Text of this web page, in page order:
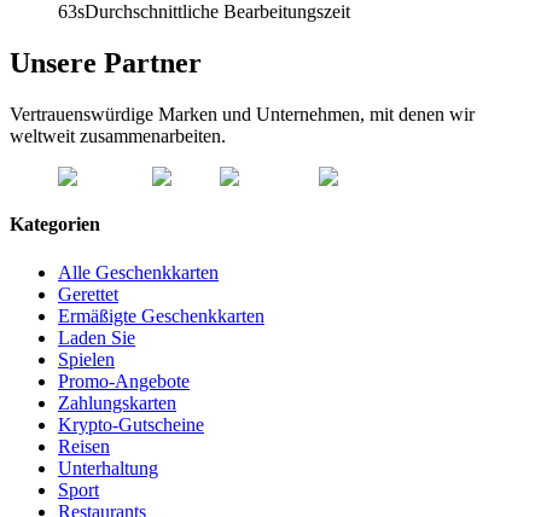
63sDurchschnittliche Bearbeitungszeit
Unsere Partner
Vertrauenswürdige Marken und Unternehmen, mit denen wir
weltweit zusammenarbeiten.
Kategorien
Alle Geschenkkarten
Gerettet
Ermäßigte Geschenkkarten
Laden Sie
Spielen
Promo-Angebote
Zahlungskarten
Krypto-Gutscheine
Reisen
Unterhaltung
Sport
Restaurants